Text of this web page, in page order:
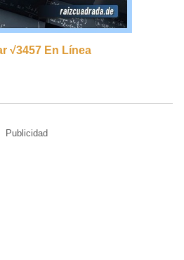
√3457 En Línea
Publicidad